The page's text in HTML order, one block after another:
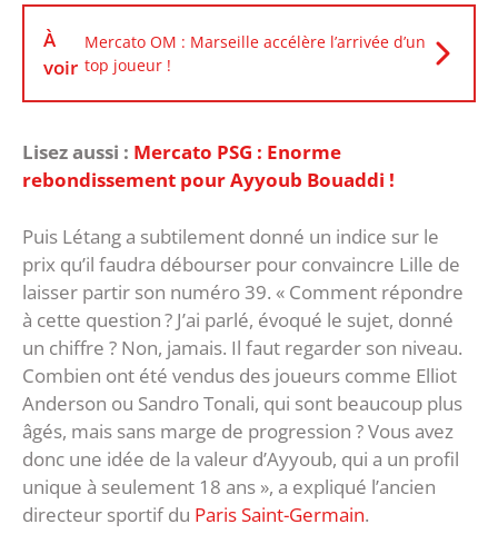
À
voir
Mercato OM : Marseille accélère l’arrivée d’un
top joueur !
Lisez aussi : Mercato PSG : Enorme
rebondissement pour Ayyoub Bouaddi !
Puis Létang a subtilement donné un indice sur le
prix qu’il faudra débourser pour convaincre Lille de
laisser partir son numéro 39. « Comment répondre
à cette question ? J’ai parlé, évoqué le sujet, donné
un chiffre ? Non, jamais. Il faut regarder son niveau.
Combien ont été vendus des joueurs comme Elliot
Anderson ou Sandro Tonali, qui sont beaucoup plus
âgés, mais sans marge de progression ? Vous avez
donc une idée de la valeur d’Ayyoub, qui a un profil
unique à seulement 18 ans », a expliqué l’ancien
directeur sportif du Paris Saint-Germain.